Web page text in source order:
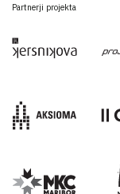
Partnerji projekta